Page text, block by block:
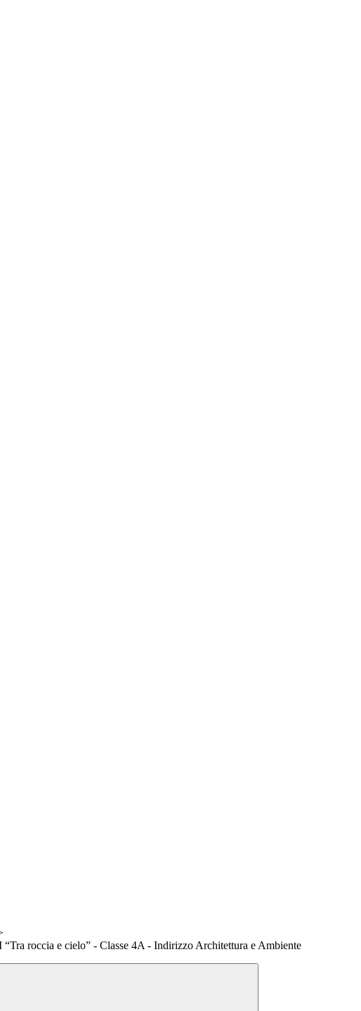
roccia e cielo” - Classe 4A - Indirizzo Architettura e Ambiente